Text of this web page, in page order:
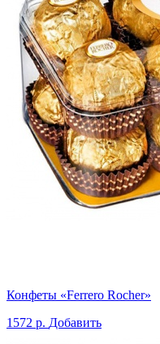
Конфеты «Ferrero Rocher»
1572 р. Добавить